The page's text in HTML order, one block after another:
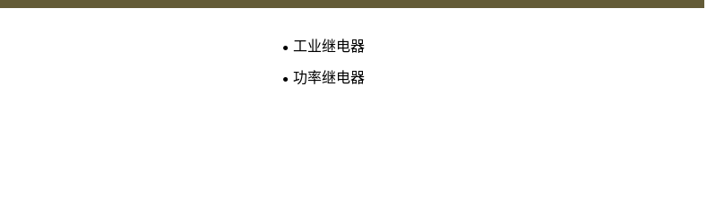
工业继电器
功率继电器